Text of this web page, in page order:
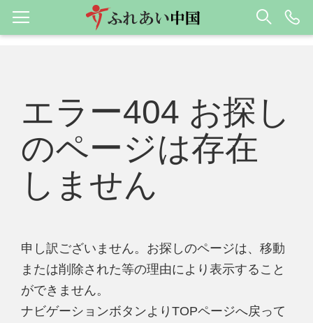
エラー404 お探し
のページは存在
しません
申し訳ございません。お探しのページは、移動
または削除された等の理由により表示すること
ができません。
ナビゲーションボタンよりTOPページへ戻って